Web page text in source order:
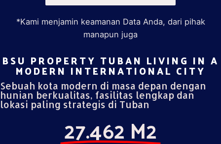
*Kami menjamin keamanan Data Anda, dari pihak
manapun juga
BSU PROPERTY TUBAN LIVING IN A
MODERN INTERNATIONAL CITY​
Sebuah kota modern di masa depan dengan
hunian berkualitas, fasilitas lengkap dan
lokasi paling strategis di Tuban
27.462 M2